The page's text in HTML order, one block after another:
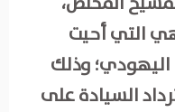
التي أحيت
اليهودي؛ وذلك
السيادة على